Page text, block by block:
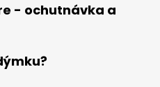
- ochutnávka a